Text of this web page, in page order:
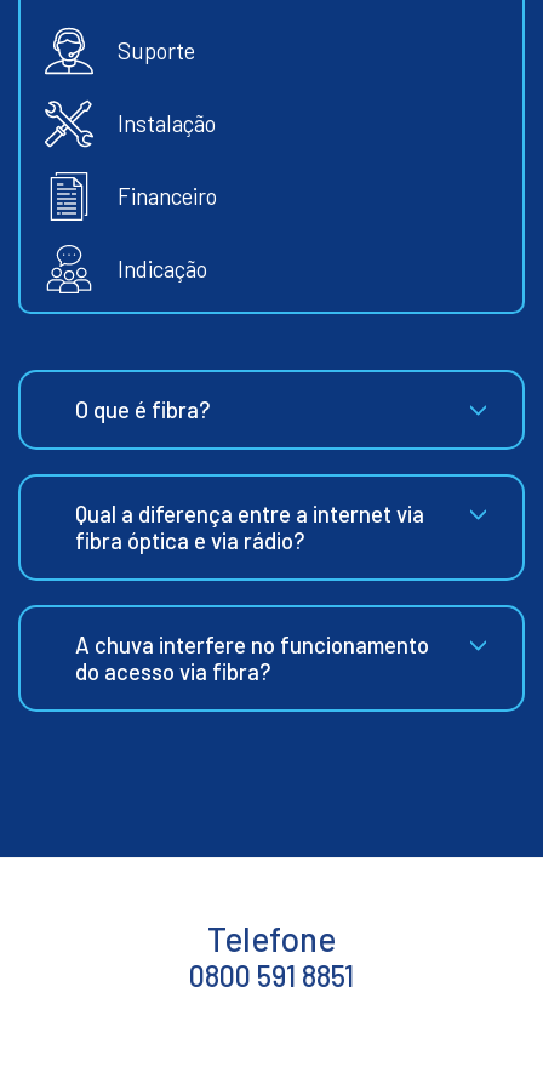
Suporte
Instalação
Financeiro
Indicação
O que é fibra?
Qual a diferença entre a internet via
fibra óptica e via rádio?
A chuva interfere no funcionamento
do acesso via fibra?
Telefone
0800 591 8851